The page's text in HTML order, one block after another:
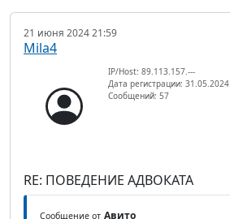
21 июня 2024 21:59
Mila4
IP/Host: 89.113.157.---
Дата регистрации: 31.05.2024
Сообщений: 57
RE: ПОВЕДЕНИЕ АДВОКАТА
Сообщение от Авито